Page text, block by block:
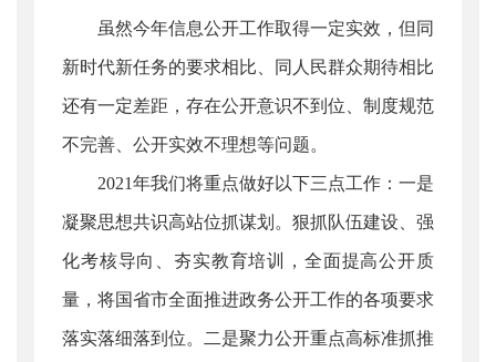
虽然今年信息公开工作取得一定实效，但同
新时代新任务的要求相比、同人民群众期待相比
还有一定差距，存在公开意识不到位、制度规范
不完善、公开实效不理想等问题。
2021年我们将重点做好以下三点工作：一是
凝聚思想共识高站位抓谋划。狠抓队伍建设、强
化考核导向、夯实教育培训，全面提高公开质
量，将国省市全面推进政务公开工作的各项要求
落实落细落到位。二是聚力公开重点高标准抓推